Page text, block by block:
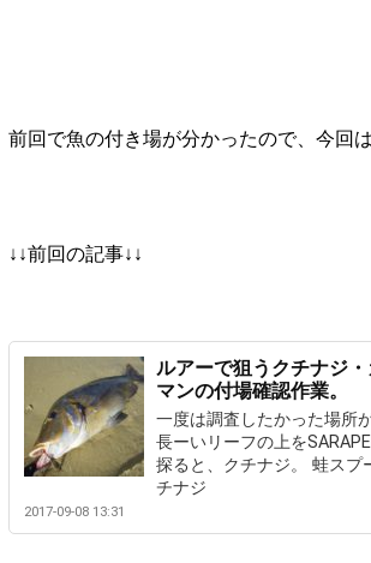
前回で魚の付き場が分かったので、今回
↓↓前回の記事↓↓
ルアーで狙うクチナジ
マンの付場確認作業。
一度は調査したかった場所
長ーいリーフの上を
探ると、クチナジ。 蛙スプ
チナジ
2017-09-08 13:31